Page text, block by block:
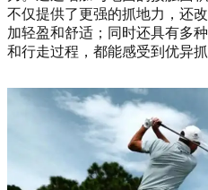
不仅提供了更强的抓地力，还
加轻盈和舒适；同时还具有多
和行走过程，都能感受到优异